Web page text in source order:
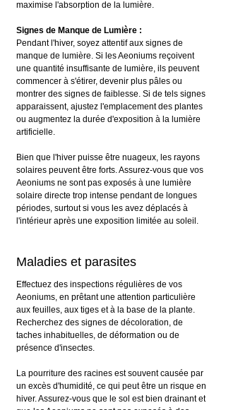
maximise l'absorption de la lumière.
Signes de Manque de Lumière :
Pendant l'hiver, soyez attentif aux signes de
manque de lumière. Si les Aeoniums reçoivent
une quantité insuffisante de lumière, ils peuvent
commencer à s'étirer, devenir plus pâles ou
montrer des signes de faiblesse. Si de tels signes
apparaissent, ajustez l'emplacement des plantes
ou augmentez la durée d'exposition à la lumière
artificielle.
Bien que l'hiver puisse être nuageux, les rayons
solaires peuvent être forts. Assurez-vous que vos
Aeoniums ne sont pas exposés à une lumière
solaire directe trop intense pendant de longues
périodes, surtout si vous les avez déplacés à
l'intérieur après une exposition limitée au soleil.
Maladies et parasites
Effectuez des inspections régulières de vos
Aeoniums, en prêtant une attention particulière
aux feuilles, aux tiges et à la base de la plante.
Recherchez des signes de décoloration, de
taches inhabituelles, de déformation ou de
présence d'insectes.
La pourriture des racines est souvent causée par
un excès d'humidité, ce qui peut être un risque en
hiver. Assurez-vous que le sol est bien drainant et